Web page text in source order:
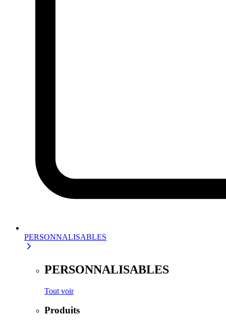
PERSONNALISABLES
PERSONNALISABLES
Tout voir
Produits